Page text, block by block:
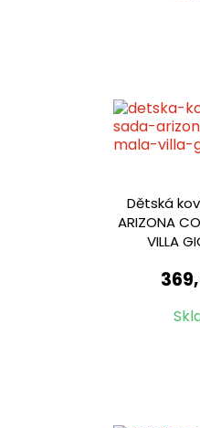
Dětská
ARIZONA
VILLA